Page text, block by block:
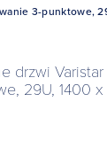
3-punktowe,
drzwi Varistar
29U, 1400